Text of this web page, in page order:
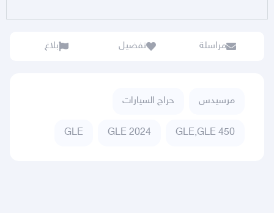
مراسلة تفضيل بلاغ
مرسيدس حراج السيارات
GLE,GLE 450
GLE 2024
GLE